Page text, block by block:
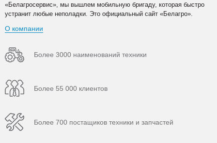
«Белагросервис», мы вышлем мобильную бригаду, которая быстро
устранит любые неполадки. Это официальный сайт «Белагро».
О компании
Более 3000 наименований техники
Более 55 000 клиентов
Более 700 постащиков техники и запчастей